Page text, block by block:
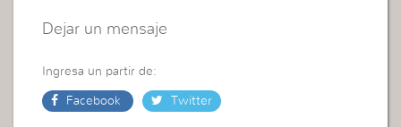
Dejar un mensaje
Ingresa un partir de:
Facebook Twitter